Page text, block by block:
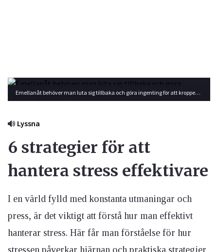
Emellanåt behöver man luta sig tillbaka och göra ingenting för att kroppen ska få en "mikroåterhämtning" Foto: Getty Images
Lyssna
6 strategier för att
hantera stress effektivare
I en värld fylld med konstanta utmaningar och
press, är det viktigt att förstå hur man effektivt
hanterar stress. Här får man förståelse för hur
stressen påverkar hjärnan och praktiska strategier